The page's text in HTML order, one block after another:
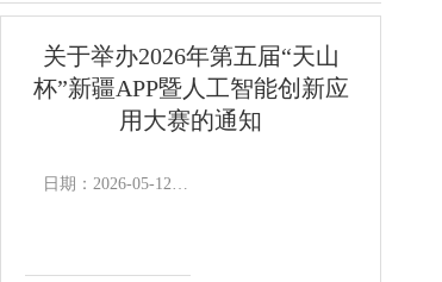
关于举办2026年第五届“天山
杯”新疆APP暨人工智能创新应
用大赛的通知